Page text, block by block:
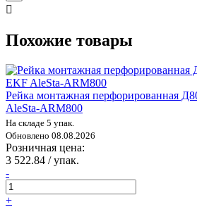
Похожие товары
Рейка монтажная перфорированная
AleSta-ARM800
На складе 5 упак.
Обновлено 08.08.2026
Розничная цена:
3 522.84 / упак.
-
+